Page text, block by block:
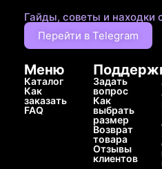
Гайды, советы и находки
Перейти в Telegram
Меню
Каталог
Как
заказать
FAQ
Задать
вопрос
Как
выбрать
размер
Возврат
товара
Отзывы
клиентов